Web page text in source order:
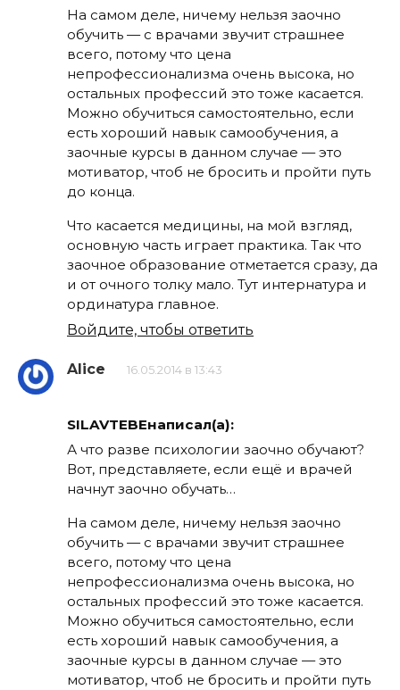
На самом деле, ничему нельзя заочно
обучить — с врачами звучит страшнее
всего, потому что цена
непрофессионализма очень высока, но
остальных профессий это тоже касается.
Можно обучиться самостоятельно, если
есть хороший навык самообучения, а
заочные курсы в данном случае — это
мотиватор, чтоб не бросить и пройти путь
до конца.
Что касается медицины, на мой взгляд,
основную часть играет практика. Так что
заочное образование отметается сразу, да
и от очного толку мало. Тут интернатура и
ординатура главное.
Войдите, чтобы ответить
Alice 16.05.2014 в 13:43
SILAVTEBEнаписал(а):
А что разве психологии заочно обучают?
Вот, представляете, если ещё и врачей
начнут заочно обучать…
На самом деле, ничему нельзя заочно
обучить — с врачами звучит страшнее
всего, потому что цена
непрофессионализма очень высока, но
остальных профессий это тоже касается.
Можно обучиться самостоятельно, если
есть хороший навык самообучения, а
заочные курсы в данном случае — это
мотиватор, чтоб не бросить и пройти путь